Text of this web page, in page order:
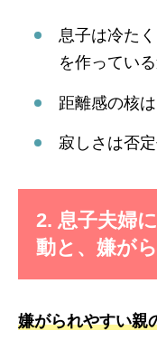
息子は冷た
を作ってい
距離感の核
寂しさは否
2. 息子夫婦
動と、嫌が
嫌がられやすい親